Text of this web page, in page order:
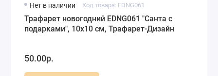
Нет в наличии Код товара: EDNG061
Трафарет новогодний EDNG061 "Санта с
подарками", 10х10 см, Трафарет-Дизайн
50.00р.